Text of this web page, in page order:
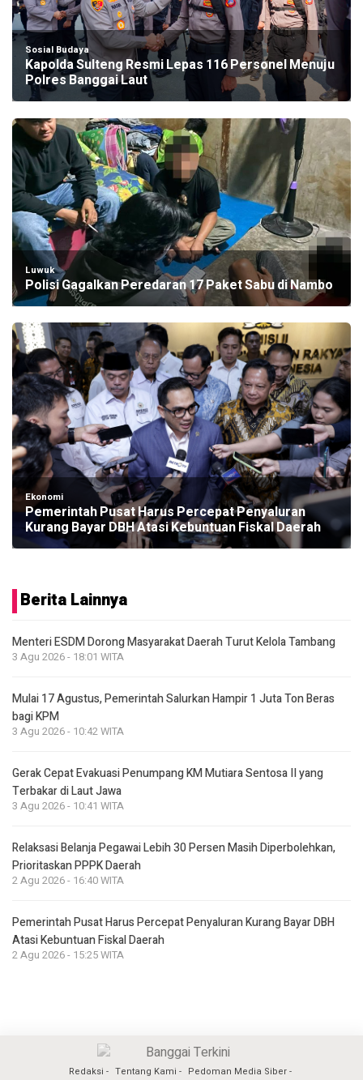
Sosial Budaya
Kapolda Sulteng Resmi Lepas 116 Personel Menuju
Polres Banggai Laut
Luwuk
Polisi Gagalkan Peredaran 17 Paket Sabu di Nambo
Ekonomi
Pemerintah Pusat Harus Percepat Penyaluran
Kurang Bayar DBH Atasi Kebuntuan Fiskal Daerah
Berita Lainnya
Menteri ESDM Dorong Masyarakat Daerah Turut Kelola Tambang
3 Agu 2026 - 18:01 WITA
Mulai 17 Agustus, Pemerintah Salurkan Hampir 1 Juta Ton Beras
bagi KPM
3 Agu 2026 - 10:42 WITA
Gerak Cepat Evakuasi Penumpang KM Mutiara Sentosa II yang
Terbakar di Laut Jawa
3 Agu 2026 - 10:41 WITA
Relaksasi Belanja Pegawai Lebih 30 Persen Masih Diperbolehkan,
Prioritaskan PPPK Daerah
2 Agu 2026 - 16:40 WITA
Pemerintah Pusat Harus Percepat Penyaluran Kurang Bayar DBH
Atasi Kebuntuan Fiskal Daerah
2 Agu 2026 - 15:25 WITA
Redaksi Tentang Kami Pedoman Media Siber